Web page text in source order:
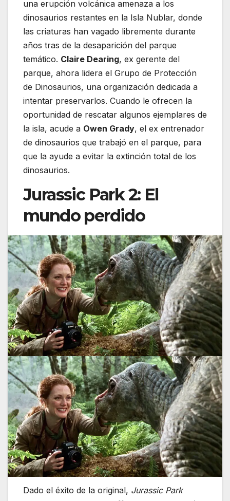
una erupción volcánica amenaza a los
dinosaurios restantes en la Isla Nublar, donde
las criaturas han vagado libremente durante
años tras de la desaparición del parque
temático. Claire Dearing, ex gerente del
parque, ahora lidera el Grupo de Protección
de Dinosaurios, una organización dedicada a
intentar preservarlos. Cuando le ofrecen la
oportunidad de rescatar algunos ejemplares de
la isla, acude a Owen Grady, el ex entrenador
de dinosaurios que trabajó en el parque, para
que la ayude a evitar la extinción total de los
dinosaurios.
Jurassic Park 2: El
mundo perdido
Dado el éxito de la original, Jurassic Park